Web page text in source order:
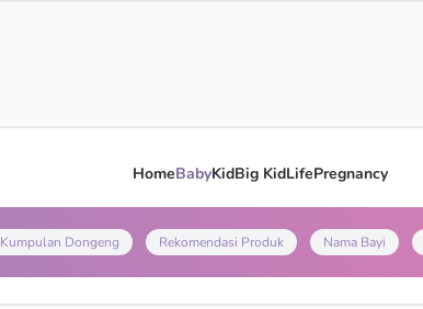
HomeBabyKidBig KidLifePregnancy
Kumpulan Dongeng Rekomendasi Produk Nama Bayi